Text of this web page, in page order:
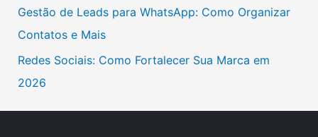
r
:
Gestão de Leads para WhatsApp: Como Organizar
Contatos e Mais
Redes Sociais: Como Fortalecer Sua Marca em
2026